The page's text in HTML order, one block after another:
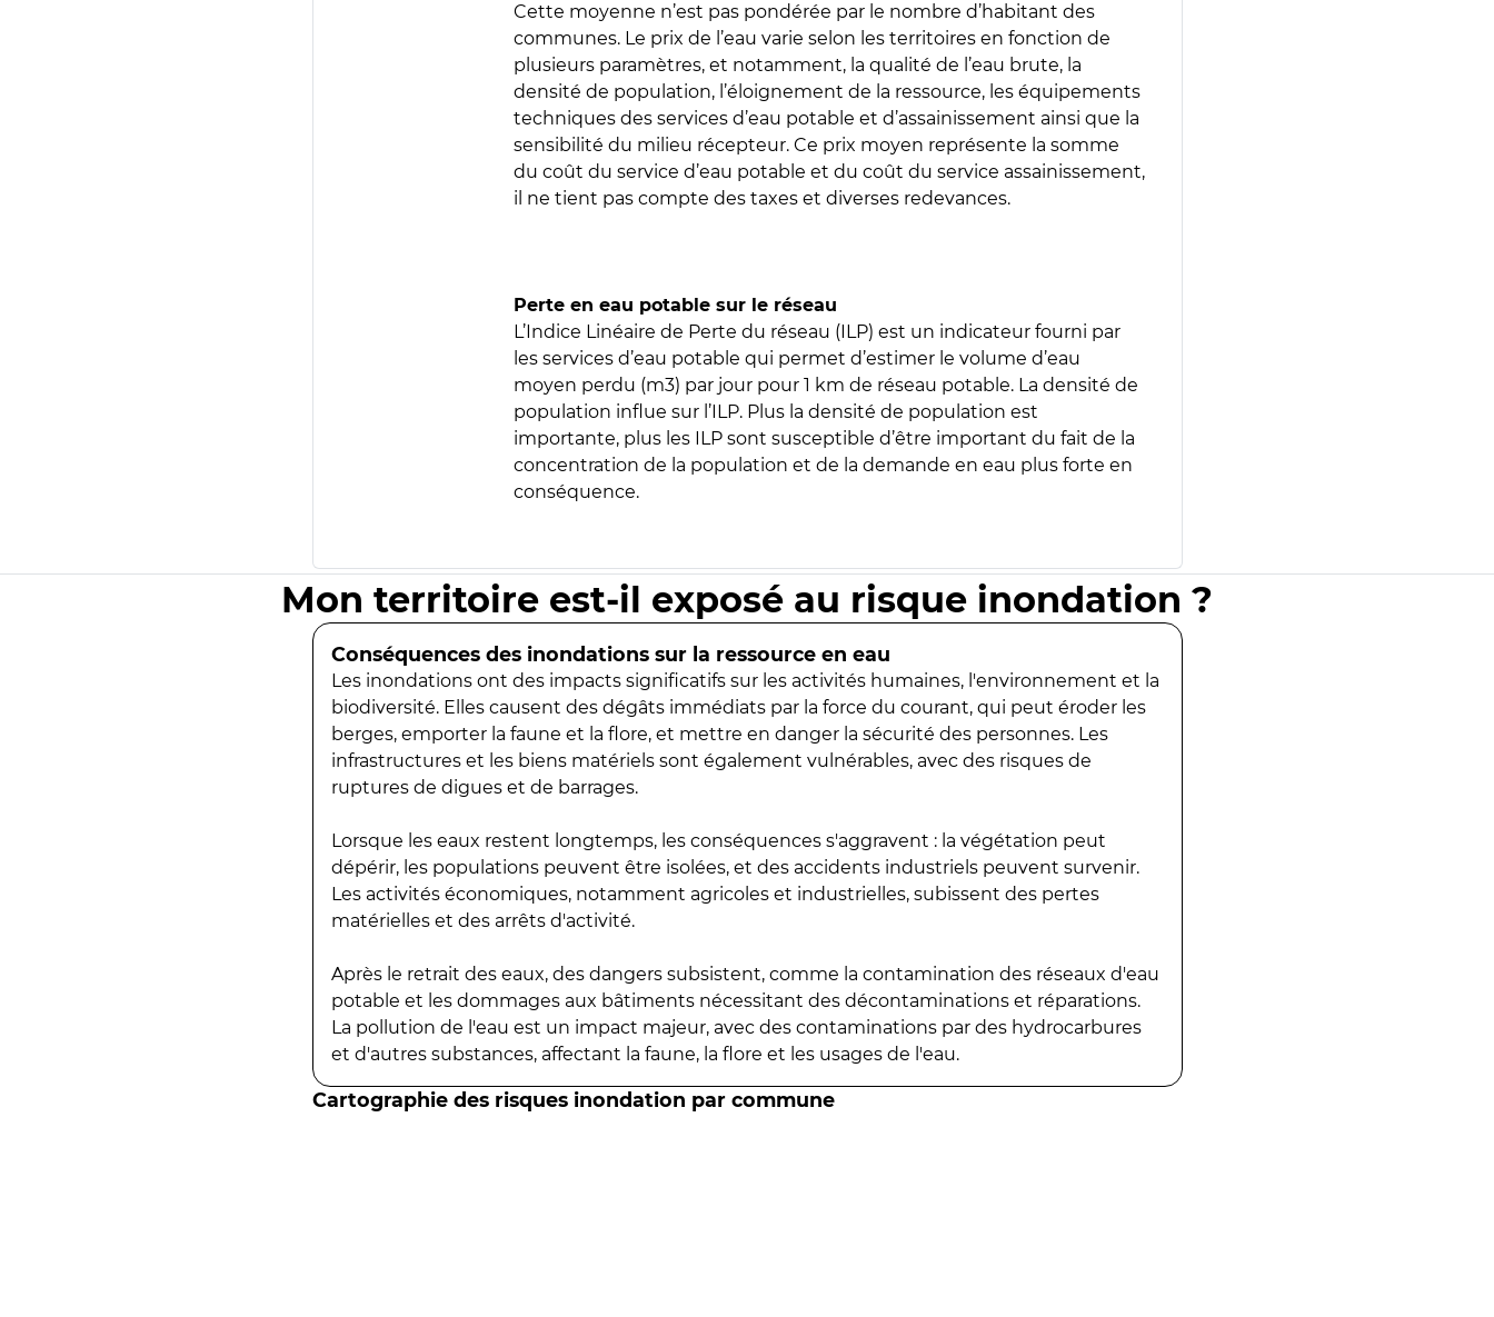
Cette moyenne n’est pas pondérée par le nombre d’habitant des
communes. Le prix de l’eau varie selon les territoires en fonction de
plusieurs paramètres, et notamment, la qualité de l’eau brute, la
densité de population, l’éloignement de la ressource, les équipements
techniques des services d’eau potable et d’assainissement ainsi que la
sensibilité du milieu récepteur. Ce prix moyen représente la somme
du coût du service d’eau potable et du coût du service assainissement,
il ne tient pas compte des taxes et diverses redevances.
Perte en eau potable sur le réseau
L’Indice Linéaire de Perte du réseau (ILP) est un indicateur fourni par
les services d’eau potable qui permet d’estimer le volume d’eau
moyen perdu (m3) par jour pour 1 km de réseau potable. La densité de
population influe sur l’ILP. Plus la densité de population est
importante, plus les ILP sont susceptible d’être important du fait de la
concentration de la population et de la demande en eau plus forte en
conséquence.
Mon territoire est-il exposé au risque inondation ?
Conséquences des inondations sur la ressource en eau
Les inondations ont des impacts significatifs sur les activités humaines, l'environnement et la
biodiversité. Elles causent des dégâts immédiats par la force du courant, qui peut éroder les
berges, emporter la faune et la flore, et mettre en danger la sécurité des personnes. Les
infrastructures et les biens matériels sont également vulnérables, avec des risques de
ruptures de digues et de barrages.
Lorsque les eaux restent longtemps, les conséquences s'aggravent : la végétation peut
dépérir, les populations peuvent être isolées, et des accidents industriels peuvent survenir.
Les activités économiques, notamment agricoles et industrielles, subissent des pertes
matérielles et des arrêts d'activité.
Après le retrait des eaux, des dangers subsistent, comme la contamination des réseaux d'eau
potable et les dommages aux bâtiments nécessitant des décontaminations et réparations.
La pollution de l'eau est un impact majeur, avec des contaminations par des hydrocarbures
et d'autres substances, affectant la faune, la flore et les usages de l'eau.
Cartographie des risques inondation par commune